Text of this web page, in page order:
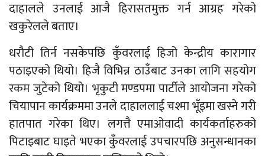
दाहालले उनलाई आजै हिरासतमुक्त गर्न आग्रह गरेको
खकुरेलले बताए।
धरौटी तिर्न नसकेपछि कुँवरलाई हिजो केन्द्रीय कारागार
पठाइएको थियो। हिजै विभिन्न ठाउँबाट उनका लागि सहयोग
रकम जुटेको थियो। भृकुटी मण्डपमा पार्टीले आयोजना गरेको
चियापान कार्यक्रममा उनले दाहाललाई चश्मा भूँइमा खस्ने गरी
हातपात गरेका थिए। लगत्तै एमाओवादी कार्यकर्ताहरुको
पिटाइबाट घाइते भएका कुँवरलाई उपचारपछि अनुसन्धानका